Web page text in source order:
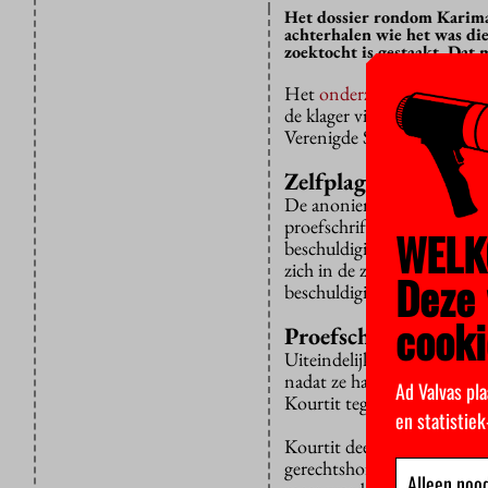
Het dossier rondom
achterhalen wie het was
zoektocht is gestaakt. Dat
Hetonderzoek
van het
de klager via ip-adressen
Verenigde Staten over een
Zelfplagiaat
De anonieme
proefschrift, waardoor
beschuldigingen van
zich in de zaak vastbeet
beschuldigingen.
Proefschrift
Uiteindelijk bleef er niet zo
nadat ze haar proefschrift
Kourtit tegen het licht.
Kourtit deed
gerechtshof, waarna het
Ad Valvas
en